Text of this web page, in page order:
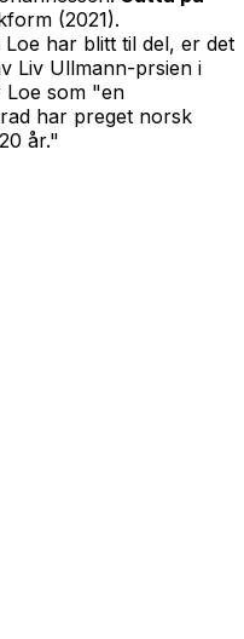
(2021).
har blitt til del, er det
Liv Ullmann-prsien i
Loe som "en
har preget norsk
år."